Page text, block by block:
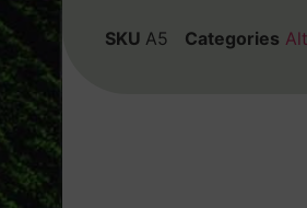
SKU A5 Categories